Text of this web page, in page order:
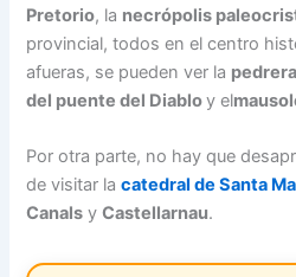
Pretorio, la necrópolis
provincial, todos en el centro
afueras, se pueden ver la
del puente del Diabloy el
Por otra parte, no hay que
de visitar lacatedral de Santa
Canals yCastellarnau.